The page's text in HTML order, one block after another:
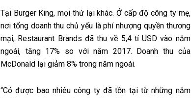
Tại Burger King, mọi thứ lại khác. Ở cấp độ công ty mẹ,
nơi tổng doanh thu chủ yếu là phí nhượng quyền thương
mại, Restaurant Brands đã thu về 5,4 tỉ USD vào năm
ngoái, tăng 17% so với năm 2017. Doanh thu của
McDonald lại giảm 8% trong năm ngoái.
“Có được bao nhiêu công ty đã tồn tại từ những năm